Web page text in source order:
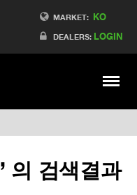
MARKET: KO
DEALERS: LOGIN
Meny
의 검색결과